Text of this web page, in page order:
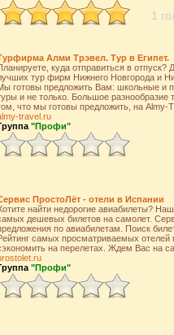
1
Алми Трэвел. Тур в Египет.
куда отправиться в
тур фирм Нижнего Новгорода и
готовы предложить Вам: школьные и
и не только. Большое разнообразие
что мы готовы предложить, на Almy-
travel.ru
"Профи"
ПростоЛёт - отели в Испании
найти недорогие авиабилеты?
дешевых билетов на самолет.
по авиабилетам. Поиск
самых просматриваемых
на перелетах. Ждем Вас на
"Профи"